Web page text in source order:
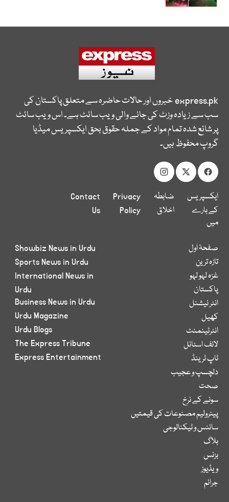
express.pkخبروں اور حالات حاضرہ سے متعلق پاکستان کی
سب سے زیادہ وزٹ کی جانے والی ویب سائٹ ہے۔ اس ویب سائٹ
پر شائع شدہ تمام مواد کے جملہ حقوق بحق ایکسپریس میڈیا
گروپ محفوظ ہیں۔
ایکسپریس
کے بارے
میں
ضابطہ
اخلاق
Privacy
Policy
Contact
Us
صفحۂ اول
تازہ ترین
غزہ لہو لہو
پاکستان
انٹر نیشنل
کھیل
انٹرٹینمنٹ
لائف اسٹائل
ٹاپ ٹرینڈ
دلچسپ و عجیب
صحت
سونے کے نرخ
پیٹرولیم مصنوعات کی قیمتیں
سائنس و ٹیکنالوجی
بلاگ
بزنس
ویڈیوز
جرائم
Showbiz News in Urdu
Sports News in Urdu
International News in
Urdu
Business News in Urdu
Urdu Magazine
Urdu Blogs
The Express Tribune
Express Entertainment